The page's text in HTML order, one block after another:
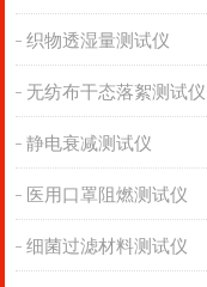
织物透湿量测试仪
无纺布干态落絮测试仪
静电衰减测试仪
医用口罩阻燃测试仪
细菌过滤材料测试仪